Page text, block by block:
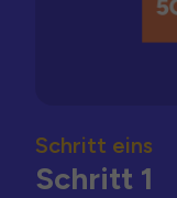
Schritt eins
Schritt 1